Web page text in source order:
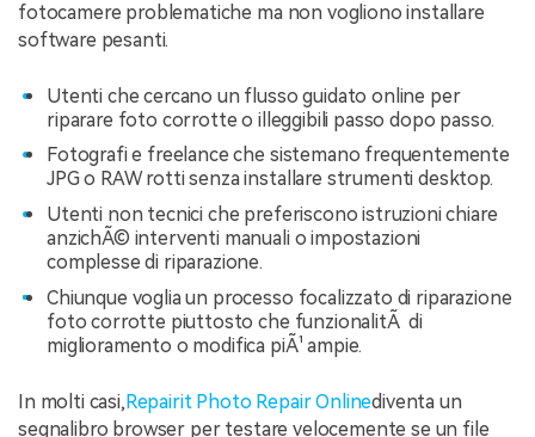
fotocamere problematiche ma non vogliono installare
software pesanti.
Utenti che cercano un flusso guidato online per
riparare foto corrotte o illeggibili passo dopo passo.
Fotografi e freelance che sistemano frequentemente
JPG o RAW rotti senza installare strumenti desktop.
Utenti non tecnici che preferiscono istruzioni chiare
anzichÃ© interventi manuali o impostazioni
complesse di riparazione.
Chiunque voglia un processo focalizzato di riparazione
foto corrotte piuttosto che funzionalitÃ di
miglioramento o modifica piÃ¹ ampie.
In molti casi, Repairit Photo Repair Onlinediventa un
segnalibro browser per testare velocemente se un file